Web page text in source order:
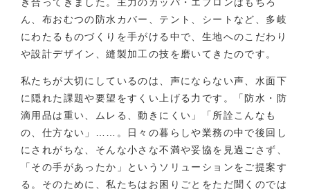
ん、布おむつの防水カバー、テント、シートなど、多岐
にわたるものづくりを手がける中で、生地へのこだわり
や設計デザイン、縫製加工の技を磨いてきたのです。
私たちが大切にしているのは、声にならない声、水面下
に隠れた課題や要望をすくい上げる力です。「防水・防
滴用品は重い、ムレる、動きにくい」「所詮こんなも
の、仕方ない」……。日々の暮らしや業務の中で後回し
にされがちな、そんな小さな不満や妥協を見過ごさず、
「その手があったか」というソリューションをご提案す
る。そのために、私たちはお困りごとをただ聞くのでは